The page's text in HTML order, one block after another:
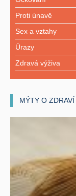
Proti únavě
Sex a vztahy
Úrazy
Zdravá výživa
MÝTY O ZDRAVÍ